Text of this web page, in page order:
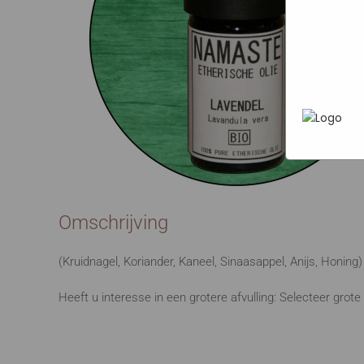
Omschrijving
(Kruidnagel, Koriander, Kaneel, Sinaasappel, Anijs, Honing)
Heeft u interesse in een grotere afvulling: Selecteer
uw
heen
wordt